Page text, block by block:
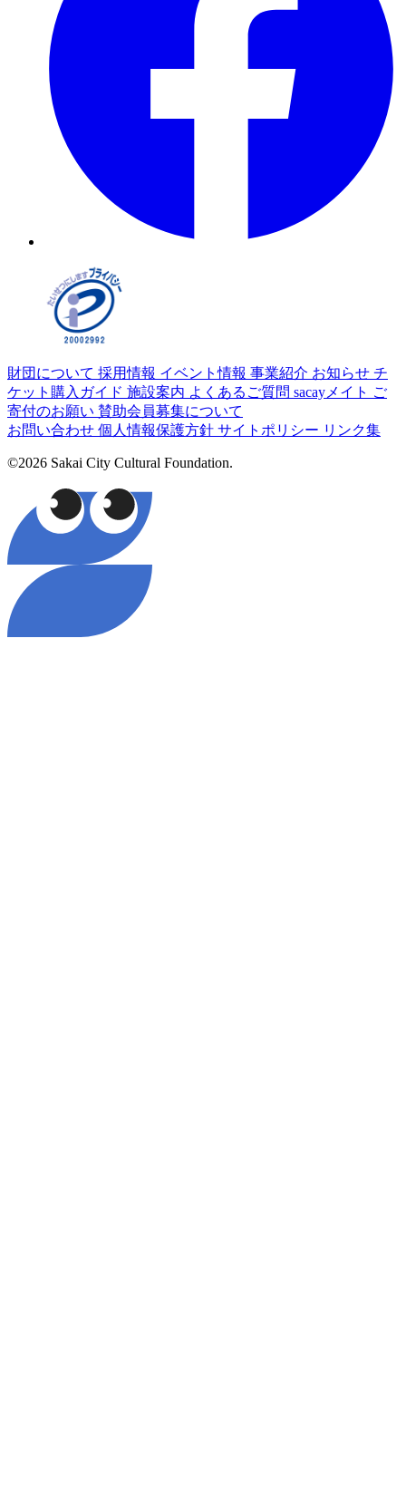
財団について 採用情報 イベント情報 事業紹介 お知らせ チ
ケット購入ガイド 施設案内 よくあるご質問 sacayメイト ご
寄付のお願い 賛助会員募集について
お問い合わせ 個人情報保護方針 サイトポリシー リンク集
©2026 Sakai City Cultural Foundation.